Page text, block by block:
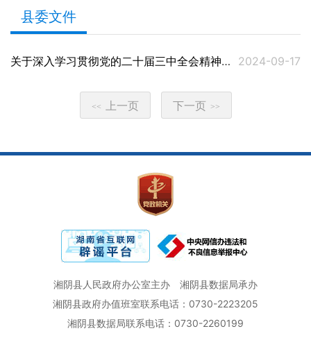
县委文件
关于深入学习贯彻党的二十届三中全会精神以及习近平总书记考察湖南重要讲话和指示精神奋力开创湘阴高质量发展新局面的决定 2024-09-17
<< 上一页 下一页 >>
湘阴县人民政府办公室主办
湘阴县数据局承办
湘阴县政府办值班室联系电话：0730-2223205
湘阴县数据局联系电话：0730-2260199